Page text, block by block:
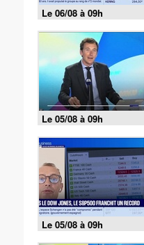
Le 06/08 à 09h
Le 05/08 à 09h
Le 05/08 à 09h